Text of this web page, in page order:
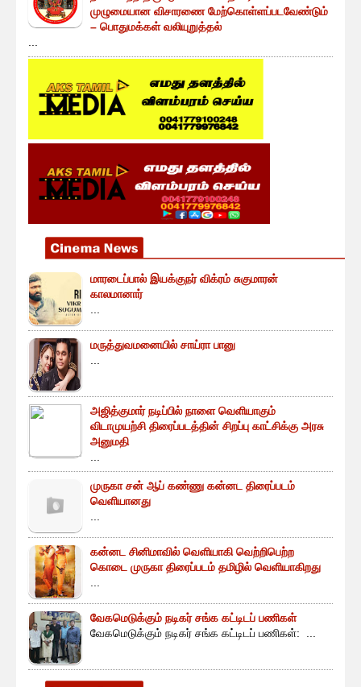
முழுமையான விசாரணை மேற்கொள்ளப்படவேண்டும்
– பொதுமக்கள் வலியுறுத்தல்
மாரடைப்பால் இயக்குநர் விக்ரம் சுகுமாரன்
காலமானார்
மருத்துவமனையில் சாய்ரா பானு
அஜித்குமார் நடிப்பில் நாளை வெளியாகும்
விடாமுயற்சி திரைப்படத்தின் சிறப்பு காட்சிக்கு அரசு
அனுமதி
முருகா சன் ஆப் கண்ணு கன்னட திரைப்படம்
வெளியானது
கன்னட சினிமாவில் வெளியாகி வெற்றிபெற்ற
கொடை முருகா திரைப்படம் தமிழில் வெளியாகிறது
வேகமெடுக்கும் நடிகர் சங்க கட்டிடப் பணிகள்
வேகமெடுக்கும் நடிகர் சங்க கட்டிடப் பணிகள்: ...